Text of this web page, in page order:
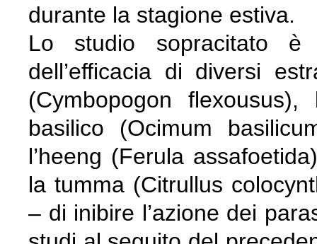
durante la stagione estiva.
Lo studio sopracitato è
dell’efficacia di diversi
(Cymbopogon
basilico (Ocimum
l’heeng (Ferula
la tumma (Citrullus
– di inibire l’azione dei